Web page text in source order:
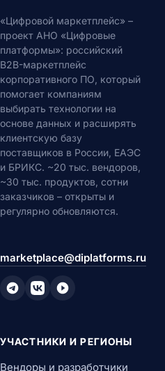
«Цифровой маркетплейс» –
проект АНО «Цифровые
платформы»: российский
B2B-маркетплейс
корпоративного ПО, который
помогает компаниям
выбирать технологии на
основе данных и расширять
клиентскую базу
поставщиков в России, ЕАЭС
и БРИКС. ~20 тыс. вендоров,
~30 тыс. продуктов, сотни
заказчиков – открыты и
регулярно обновляются.
marketplace@diplatforms.ru
УЧАСТНИКИ И РЕГИОНЫ
Вендоры и разработчики